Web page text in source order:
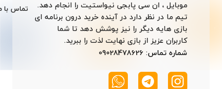
موبایل ، ان سی پابجی نیواستیت را انجام دهد.
تیم ما در نظر دارد در آینده خرید درون برنامه ای
بازی هایه دیگر را نیز پوشش دهد تا شما
کاربران عزیز از بازی نهایت لذت را ببرید.
شماره تماس: 09028478626
تماس با